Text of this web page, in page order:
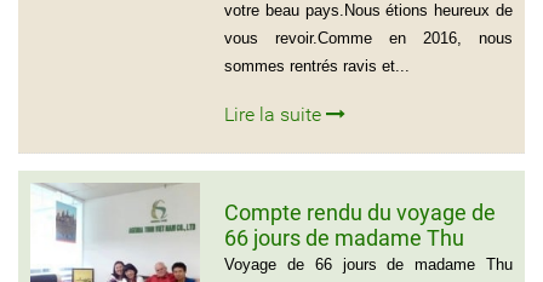
votre beau pays.Nous étions heureux de
vous revoir.Comme en 2016, nous
sommes rentrés ravis et...
Lire la suite
Compte rendu du voyage de
66 jours de madame Thu
Hong Tran Thi et Monsieur
Voyage de 66 jours de madame Thu